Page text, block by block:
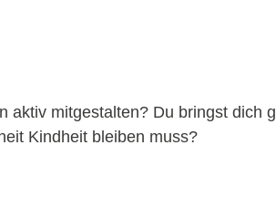
mitgestalten? Du bringst dich
Kindheit bleiben muss?